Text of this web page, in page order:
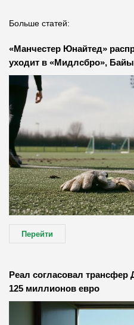
Больше статей:
«Манчестер Юнайтед»
уходит в «Мидлсбро»,
Перейти
Реал согласовал трансфер
125 миллионов евро